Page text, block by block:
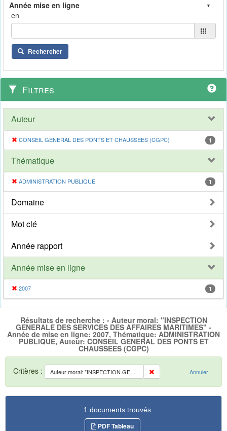
en
Rechercher
Filtres
Auteur
CONSEIL GENERAL DES PONTS ET CHAUSSEES (CGPC) 1
Thématique
ADMINISTRATION PUBLIQUE 1
Domaine
Mot clé
Année rapport
Année mise en ligne
2007 1
Résultats de recherche : - Auteur moral: "INSPECTION
GENERALE DES SERVICES DES AFFAIRES MARITIMES" -
Année de mise en ligne: 2007, Thématique: ADMINISTRATION
PUBLIQUE, Auteur: CONSEIL GENERAL DES PONTS ET
CHAUSSEES (CGPC)
Critères : Auteur moral: "INSPECTION GENERALE DES SERVICES DES AFFAIRES MARITIMES" Annuler
1 documents trouvés
PDF Tableau